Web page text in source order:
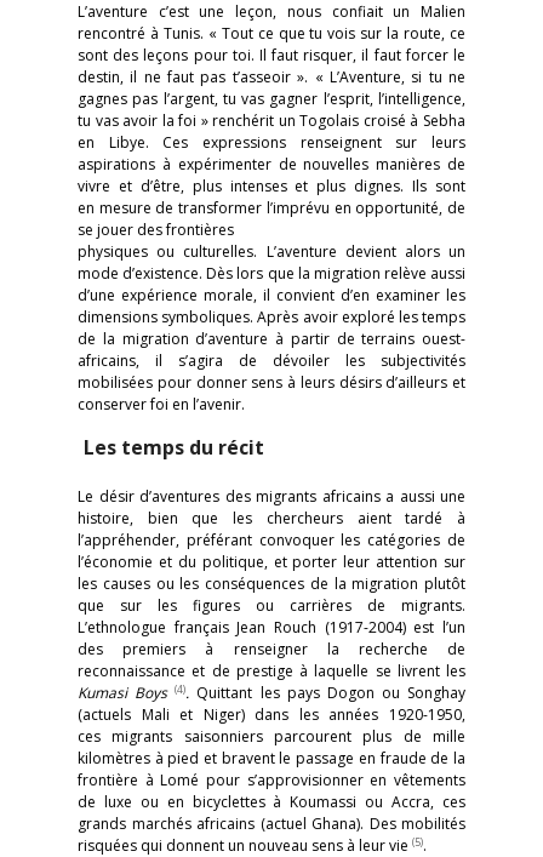
L’aventure c’est une leçon, nous confiait un Malien
rencontré à Tunis. « Tout ce que tu vois sur la route, ce
sont des leçons pour toi. Il faut risquer, il faut forcer le
destin, il ne faut pas t’asseoir ». « L’Aventure, si tu ne
gagnes pas l’argent, tu vas gagner l’esprit, l’intelligence,
tu vas avoir la foi » renchérit un Togolais croisé à Sebha
en Libye. Ces expressions renseignent sur leurs
aspirations à expérimenter de nouvelles manières de
vivre et d’être, plus intenses et plus dignes. Ils sont
en mesure de transformer l’imprévu en opportunité, de
se jouer des frontières
physiques ou culturelles. L’aventure devient alors un
mode d’existence. Dès lors que la migration relève aussi
d’une expérience morale, il convient d’en examiner les
dimensions symboliques. Après avoir exploré les temps
de la migration d’aventure à partir de terrains ouest-
africains, il s’agira de dévoiler les subjectivités
mobilisées pour donner sens à leurs désirs d’ailleurs et
conserver foi en l’avenir.
Les temps du récit
Le désir d’aventures des migrants africains a aussi une
histoire, bien que les chercheurs aient tardé à
l’appréhender, préférant convoquer les catégories de
l’économie et du politique, et porter leur attention sur
les causes ou les conséquences de la migration plutôt
que sur les figures ou carrières de migrants.
L’ethnologue français Jean Rouch (1917-2004) est l’un
des premiers à renseigner la recherche de
reconnaissance et de prestige à laquelle se livrent les
Kumasi Boys(4). Quittant les pays Dogon ou Songhay
(actuels Mali et Niger) dans les années 1920-1950,
ces migrants saisonniers parcourent plus de mille
kilomètres à pied et bravent le passage en fraude de la
frontière à Lomé pour s’approvisionner en vêtements
de luxe ou en bicyclettes à Koumassi ou Accra, ces
grands marchés africains (actuel Ghana). Des mobilités
risquées qui donnent un nouveau sens à leur vie (5).